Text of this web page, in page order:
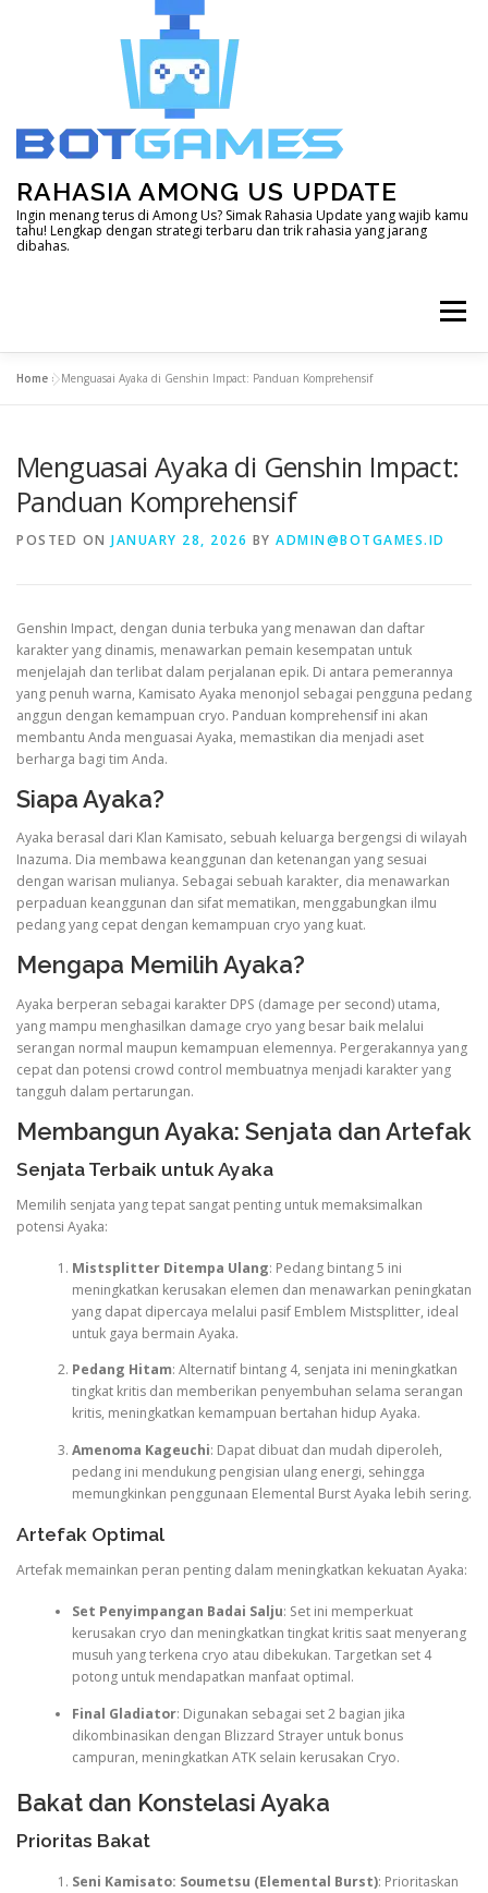
RAHASIA AMONG US UPDATE
Ingin menang terus di Among Us? Simak Rahasia Update yang wajib kamu
tahu! Lengkap dengan strategi terbaru dan trik rahasia yang jarang
dibahas.
Menu
LAIN – LAIN MINECRAFT MOBILE LEGEND
Home »Menguasai Ayaka di Genshin Impact: Panduan Komprehensif
Menguasai Ayaka di Genshin Impact:
Panduan Komprehensif
POSTED ON JANUARY 28, 2026 BY ADMIN@BOTGAMES.ID
Genshin Impact, dengan dunia terbuka yang menawan dan daftar
karakter yang dinamis, menawarkan pemain kesempatan untuk
menjelajah dan terlibat dalam perjalanan epik. Di antara pemerannya
yang penuh warna, Kamisato Ayaka menonjol sebagai pengguna pedang
anggun dengan kemampuan cryo. Panduan komprehensif ini akan
membantu Anda menguasai Ayaka, memastikan dia menjadi aset
berharga bagi tim Anda.
Siapa Ayaka?
Ayaka berasal dari Klan Kamisato, sebuah keluarga bergengsi di wilayah
Inazuma. Dia membawa keanggunan dan ketenangan yang sesuai
dengan warisan mulianya. Sebagai sebuah karakter, dia menawarkan
perpaduan keanggunan dan sifat mematikan, menggabungkan ilmu
pedang yang cepat dengan kemampuan cryo yang kuat.
Mengapa Memilih Ayaka?
Ayaka berperan sebagai karakter DPS (damage per second) utama,
yang mampu menghasilkan damage cryo yang besar baik melalui
serangan normal maupun kemampuan elemennya. Pergerakannya yang
cepat dan potensi crowd control membuatnya menjadi karakter yang
tangguh dalam pertarungan.
Membangun Ayaka: Senjata dan Artefak
Senjata Terbaik untuk Ayaka
Memilih senjata yang tepat sangat penting untuk memaksimalkan
potensi Ayaka:
Mistsplitter Ditempa Ulang: Pedang bintang 5 ini
meningkatkan kerusakan elemen dan menawarkan peningkatan
yang dapat dipercaya melalui pasif Emblem Mistsplitter, ideal
untuk gaya bermain Ayaka.
Pedang Hitam: Alternatif bintang 4, senjata ini meningkatkan
tingkat kritis dan memberikan penyembuhan selama serangan
kritis, meningkatkan kemampuan bertahan hidup Ayaka.
Amenoma Kageuchi: Dapat dibuat dan mudah diperoleh,
pedang ini mendukung pengisian ulang energi, sehingga
memungkinkan penggunaan Elemental Burst Ayaka lebih sering.
Artefak Optimal
Artefak memainkan peran penting dalam meningkatkan kekuatan Ayaka:
Set Penyimpangan Badai Salju: Set ini memperkuat
kerusakan cryo dan meningkatkan tingkat kritis saat menyerang
musuh yang terkena cryo atau dibekukan. Targetkan set 4
potong untuk mendapatkan manfaat optimal.
Final Gladiator: Digunakan sebagai set 2 bagian jika
dikombinasikan dengan Blizzard Strayer untuk bonus
campuran, meningkatkan ATK selain kerusakan Cryo.
Bakat dan Konstelasi Ayaka
Prioritas Bakat
Seni Kamisato: Soumetsu (Elemental Burst): Prioritaskan